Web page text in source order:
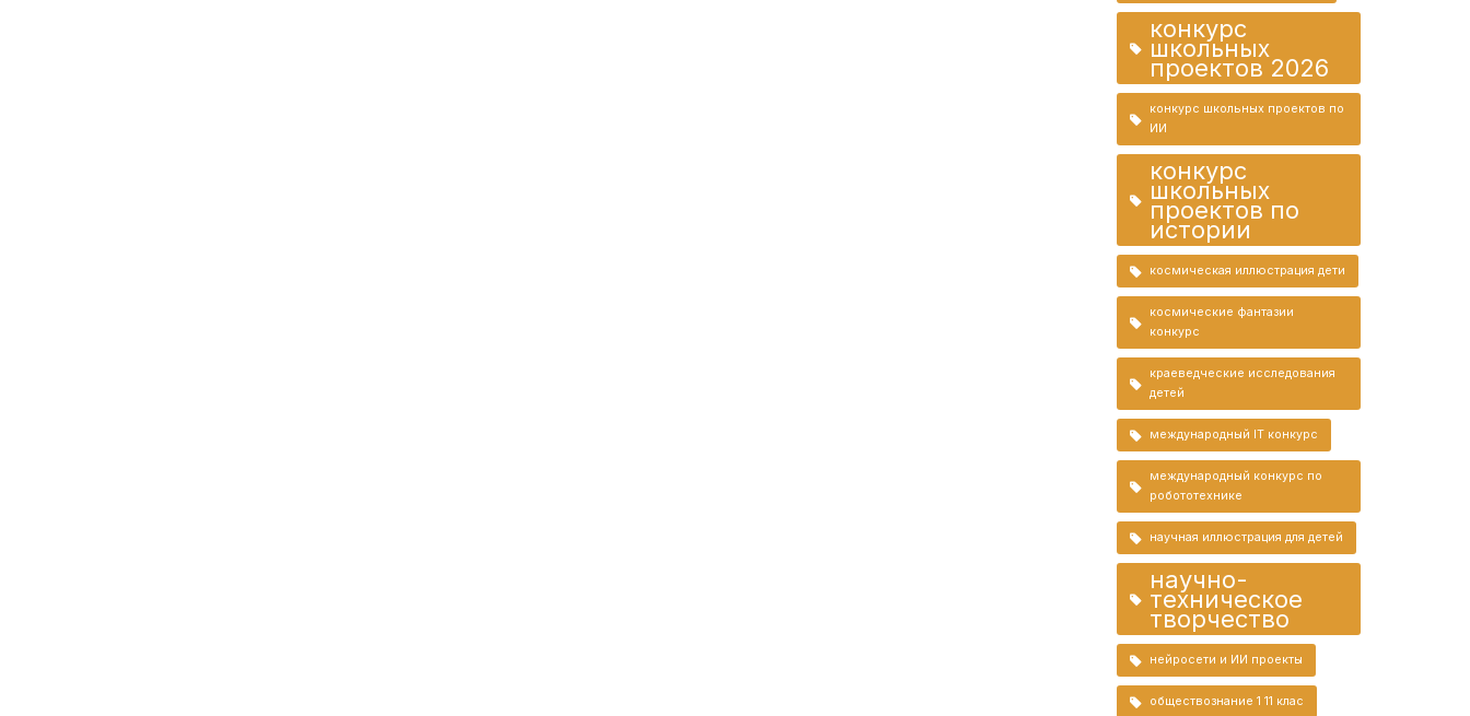
конкурс
школьных
проектов 2026
конкурс школьных проектов по
ИИ
конкурс
школьных
проектов по
истории
космическая иллюстрация дети
космические фантазии
конкурс
краеведческие исследования
детей
международный IT конкурс
международный конкурс по
робототехнике
научная иллюстрация для детей
научно-
техническое
творчество
нейросети и ИИ проекты
обществознание 1 11 клас